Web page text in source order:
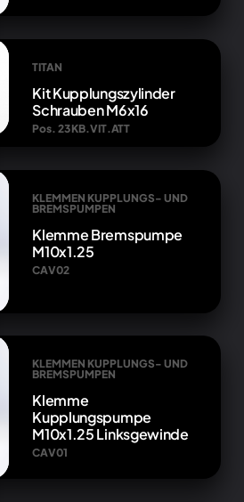
TITAN
Kit Kupplungszylinder
Schrauben M6x16
Pos. 23 KB.VIT.ATT
KLEMMEN KUPPLUNGS- UND
BREMSPUMPEN
Klemme Bremspumpe
M10x1.25
CAV02
KLEMMEN KUPPLUNGS- UND
BREMSPUMPEN
Klemme
Kupplungspumpe
M10x1.25 Linksgewinde
CAV01